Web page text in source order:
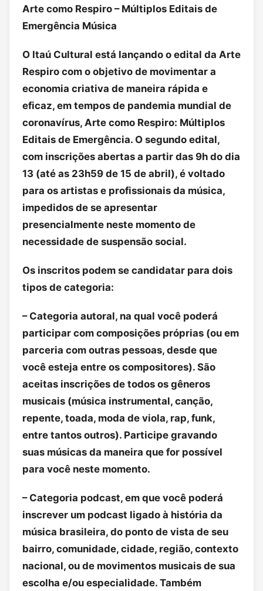
Arte como Respiro – Múltiplos Editais de
Emergência Música
O Itaú Cultural está lançando o edital da Arte
Respiro com o objetivo de movimentar a
economia criativa de maneira rápida e
eficaz, em tempos de pandemia mundial de
coronavírus, Arte como Respiro: Múltiplos
Editais de Emergência. O segundo edital,
com inscrições abertas a partir das 9h do dia
13 (até as 23h59 de 15 de abril), é voltado
para os artistas e profissionais da música,
impedidos de se apresentar
presencialmente neste momento de
necessidade de suspensão social.
Os inscritos podem se candidatar para dois
tipos de categoria:
– Categoria autoral, na qual você poderá
participar com composições próprias (ou em
parceria com outras pessoas, desde que
você esteja entre os compositores). São
aceitas inscrições de todos os gêneros
musicais (música instrumental, canção,
repente, toada, moda de viola, rap, funk,
entre tantos outros). Participe gravando
suas músicas da maneira que for possível
para você neste momento.
– Categoria podcast, em que você poderá
inscrever um podcast ligado à história da
música brasileira, do ponto de vista de seu
bairro, comunidade, cidade, região, contexto
nacional, ou de movimentos musicais de sua
escolha e/ou especialidade. Também